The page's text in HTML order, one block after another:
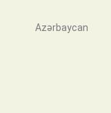
Azərbaycan